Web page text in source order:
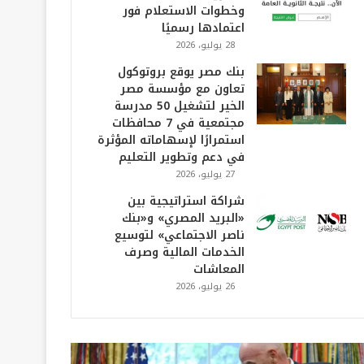
وخطوات الاستعلام فور
اعتمادها رسميًا
28 يوليو، 2026
بنك مصر يوقع بروتوكول
تعاون مع مؤسسة مصر
الخير لتشغيل 50 مدرسة
مجتمعية في 7 محافظات
استمرارًا لإسهاماته المؤثرة
في دعم وتطوير التعليم
27 يوليو، 2026
شراكة استراتيجية بين
«البريد المصري» و«بنك
ناصر الاجتماعي» لتوسيع
الخدمات المالية وصرف
المعاشات
26 يوليو، 2026